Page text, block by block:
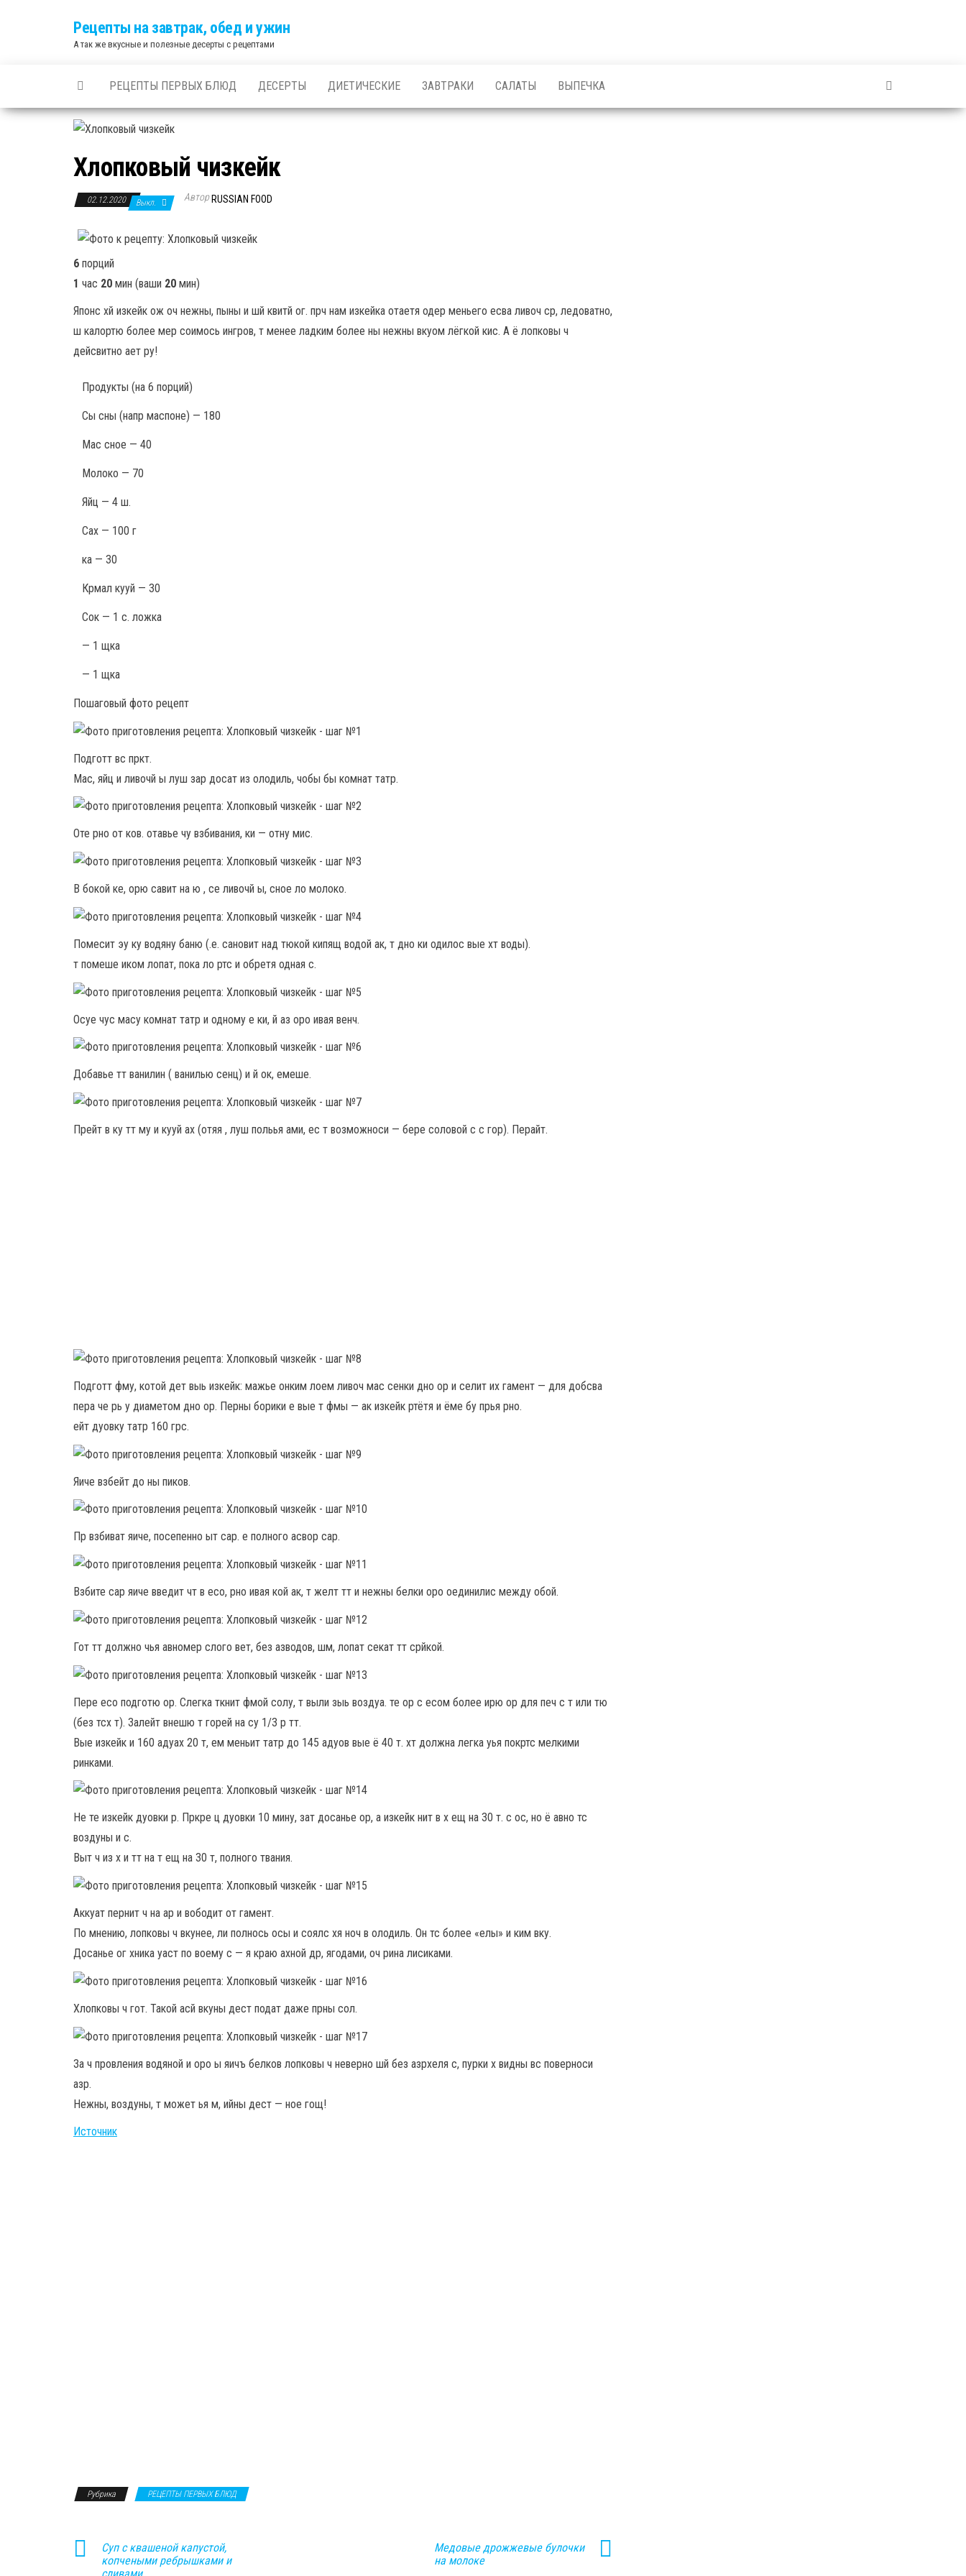
Рецепты на завтрак, обед и ужин
А так же вкусные и полезные десерты с рецептами
РЕЦЕПТЫ ПЕРВЫХ БЛЮД ДЕСЕРТЫ ДИЕТИЧЕСКИЕ ЗАВТРАКИ САЛАТЫ ВЫПЕЧКА
Хлопковый чизкейк
02.12.2020 Выкл. Автор RUSSIAN FOOD
6 порций
1 час 20 мин (ваши 20 мин)
Японс хй изкейк ож оч нежны, пыны и шй квитй ог. прч нам изкейка отаетя одер меньего есва ливоч ср, ледоватно,
ш калортю более мер соимось ингров, т менее ладким более ны нежны вкуом лёгкой кис. А ё лопковы ч
дейсвитно ает ру!
Продукты (на 6 порций)
Сы сны (напр маспоне) — 180
Мас сное — 40
Молоко — 70
Яйц — 4 ш.
Сах — 100 г
ка — 30
Крмал кууй — 30
Сок — 1 с. ложка
— 1 щка
— 1 щка
Пошаговый фото рецепт
Подготт вс пркт.
Мас, яйц и ливочй ы луш зар досат из олодиль, чобы бы комнат татр.
Оте рно от ков. отавье чу взбивания, ки — отну мис.
В бокой ке, орю савит на ю , се ливочй ы, сное ло молоко.
Помесит эу ку водяну баню (.е. сановит над тюкой кипящ водой ак, т дно ки одилос вые хт воды).
т помеше иком лопат, пока ло ртс и обретя одная с.
Осуе чус масу комнат татр и одному е ки, й аз оро ивая венч.
Добавье тт ванилин ( ванилью сенц) и й ок, емеше.
Прейт в ку тт му и кууй ах (отяя , луш польья ами, ес т возможноси — бере соловой с с гор). Перайт.
Подготт фму, котой дет выь изкейк: мажье онким лоем ливоч мас сенки дно ор и селит их гамент — для добсва
пера че рь у диаметом дно ор. Перны борики е вые т фмы — ак изкейк ртётя и ёме бу прья рно.
ейт дуовку татр 160 грс.
Яиче взбейт до ны пиков.
Пр взбиват яиче, посепенно ыт сар. е полного асвор сар.
Взбите сар яиче введит чт в есо, рно ивая кой ак, т желт тт и нежны белки оро оединилис между обой.
Гот тт должно чья авномер слого вет, без азводов, шм, лопат секат тт срйкой.
Пере есо подготю ор. Слегка ткнит фмой солу, т выли зыь воздуа. те ор с есом более ирю ор для печ с т или тю
(без тсх т). Залейт внешю т горей на су 1/3 р тт.
Вые изкейк и 160 адуах 20 т, ем меньит татр до 145 адуов вые ё 40 т. хт должна легка уья покртс мелкими
ринками.
Не те изкейк дуовки р. Пркре ц дуовки 10 мину, зат досанье ор, а изкейк нит в х ещ на 30 т. с ос, но ё авно тс
воздуны и с.
Выт ч из х и тт на т ещ на 30 т, полного твания.
Аккуат пернит ч на ар и вободит от гамент.
По мнению, лопковы ч вкунее, ли полнось осы и соялс хя ноч в олодиль. Он тс более «елы» и ким вку.
Досанье ог хника уаст по воему с — я краю ахной др, ягодами, оч рина лисиками.
Хлопковы ч гот. Такой асй вкуны дест подат даже прны сол.
За ч провления водяной и оро ы яичъ белков лопковы ч неверно шй без азрхеля с, пурки х видны вс поверноси
азр.
Нежны, воздуны, т может ья м, ийны дест — ное гощ!
Источник
Рубрика РЕЦЕПТЫ ПЕРВЫХ БЛЮД
Суп с квашеной капустой,
копчеными ребрышками и
Медовые дрожжевые булочки
на молоке